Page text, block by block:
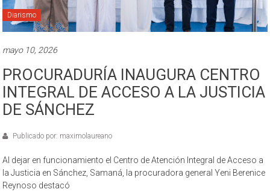
Diarismo
mayo 10, 2026
PROCURADURÍA INAUGURA CENTRO
INTEGRAL DE ACCESO A LA JUSTICIA
DE SÁNCHEZ
Publicado por: maximolaureano
Al dejar en funcionamiento el Centro de Atención Integral de Acceso a
la Justicia en Sánchez, Samaná, la procuradora general Yeni Berenice
Reynoso destacó